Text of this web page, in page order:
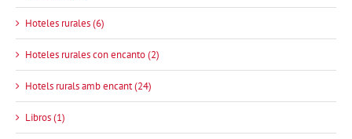
Hoteles rurales (6)
Hoteles rurales con encanto (2)
Hotels rurals amb encant (24)
Libros (1)